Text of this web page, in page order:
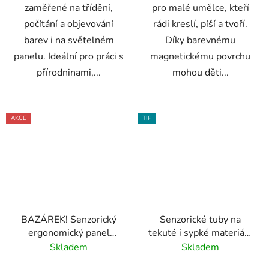
zaměřené na třídění,
počítání a objevování
barev i na světelném
panelu. Ideální pro práci s
přírodninami,...
pro malé umělce, kteří
rádi kreslí, píší a tvoří.
Díky barevnému
magnetickému povrchu
mohou děti...
AKCE
BAZÁREK! Senzorický
ergonomický panel
svítící ve tmě TickiT
Skladem
TIP
Senzorické tuby na
tekuté i sypké materiály
(set)
Skladem